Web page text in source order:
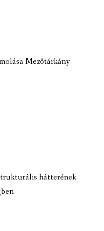
Mezőtárkány
hátterének